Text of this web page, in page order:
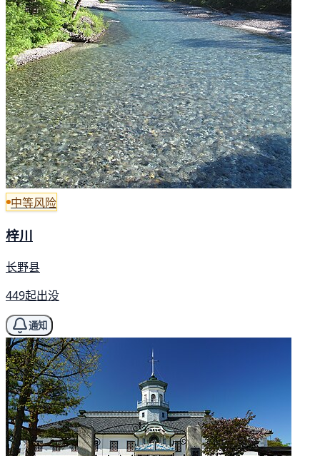
中等风险
梓川
长野县
449起出没
通知